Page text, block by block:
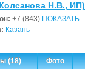
Н.В., ИП)
+7 (843) ПОКАЗАТЬ
Казань
(18) Фото